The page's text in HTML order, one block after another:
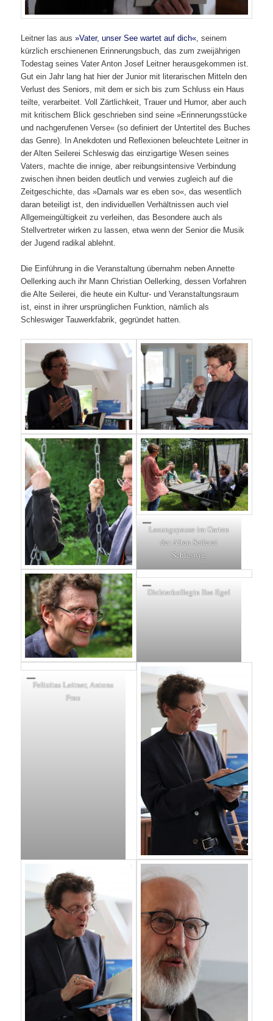
Leitner las aus»Vater, unser See wartet auf dich« , seinem
kürzlich erschienenen Erinnerungsbuch, das zum zweijährigen
Todestag seines Vater Anton Josef Leitner herausgekommen ist.
Gut ein Jahr lang hat hier der Junior mit literarischen Mitteln den
Verlust des Seniors, mit dem er sich bis zum Schluss ein Haus
teilte, verarbeitet. Voll Zärtlichkeit, Trauer und Humor, aber auch
mit kritischem Blick geschrieben sind seine »Erinnerungsstücke
und nachgerufenen Verse« (so definiert der Untertitel des Buches
das Genre). In Anekdoten und Reflexionen beleuchtete Leitner in
der Alten Seilerei Schleswig das einzigartige Wesen seines
Vaters, machte die innige, aber reibungsintensive Verbindung
zwischen ihnen beiden deutlich und verwies zugleich auf die
Zeitgeschichte, das »Damals war es eben so«, das wesentlich
daran beteiligt ist, den individuellen Verhältnissen auch viel
Allgemeingültigkeit zu verleihen, das Besondere auch als
Stellvertreter wirken zu lassen, etwa wenn der Senior die Musik
der Jugend radikal ablehnt.
Die Einführung in die Veranstaltung übernahm neben Annette
Oellerking auch ihr Mann Christian Oellerking, dessen Vorfahren
die Alte Seilerei, die heute ein Kultur- und Veranstaltungsraum
ist, einst in ihrer ursprünglichen Funktion, nämlich als
Schleswiger Tauwerkfabrik, gegründet hatten.
Lesungspause im Garten
der Alten Seilerei
Schleswig
Dichterkollegin Ilse Egel
Felizitas Leitner, Antons
Frau